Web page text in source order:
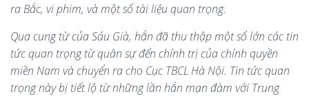
ra Bắc, vi phim, và một số tài liệu quan trọng.
Qua cung từ của Sáu Già, hắn đã thu thập một số lớn các tin
tức quan trọng từ quân sự đến chính trị của chính quyền
miền Nam và chuyển ra cho Cục TBCL Hà Nội. Tin tức quan
trọng này bị tiết lộ từ những lần hắn mạn đàm với Trung